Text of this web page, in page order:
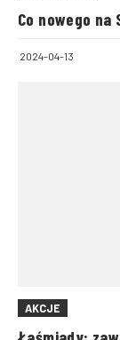
Co nowego
2024-04-13
AKCJE